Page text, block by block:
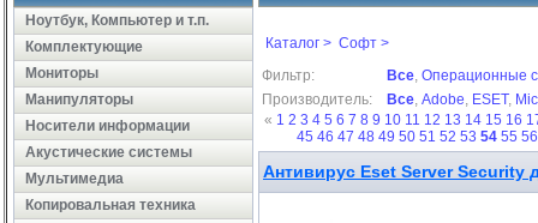
Ноутбук, Компьютер и т.п.
Комплектующие
Мониторы
Манипуляторы
Носители информации
Акустические системы
Мультимедиа
Копировальная техника
Каталог > Софт >
Фильтр:
Все, Операционные
Производитель:
Все, Adobe, ESET,
« 1 2 3 4 5 6 7 8 9 10 11 12 13 14 15 16
45 46 47 48 49 50 51 52 53 54 55
Антивирус Eset Server Security